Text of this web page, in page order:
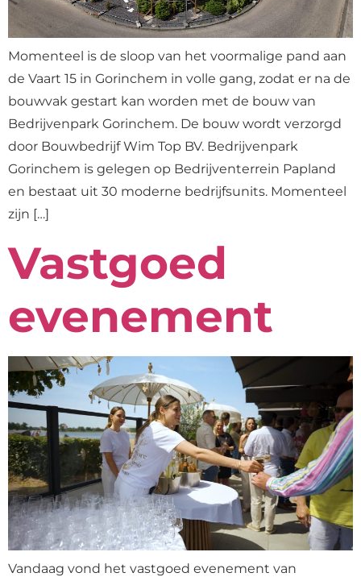
Momenteel is de sloop van het voormalige pand aan
de Vaart 15 in Gorinchem in volle gang, zodat er na de
bouwvak gestart kan worden met de bouw van
Bedrijvenpark Gorinchem. De bouw wordt verzorgd
door Bouwbedrijf Wim Top BV. Bedrijvenpark
Gorinchem is gelegen op Bedrijventerrein Papland
en bestaat uit 30 moderne bedrijfsunits. Momenteel
zijn […]
Vastgoed
evenement
Vandaag vond het vastgoed evenement van